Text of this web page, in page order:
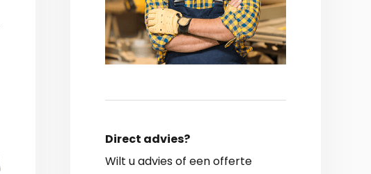
Direct advies?
Wilt u advies of een offerte